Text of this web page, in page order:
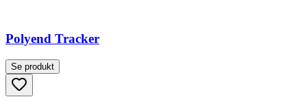
Polyend Tracker
Se produkt